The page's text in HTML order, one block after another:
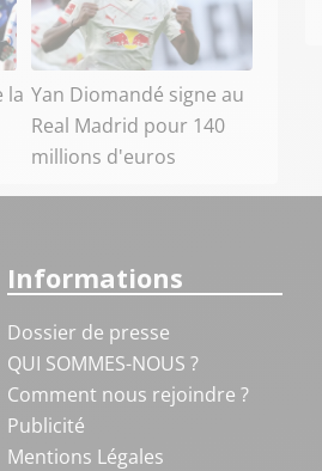
la Yan Diomandé signe au
Real Madrid pour 140
millions d'euros
Informations
Dossier de presse
QUI SOMMES-NOUS ?
Comment nous rejoindre ?
Publicité
Mentions Légales